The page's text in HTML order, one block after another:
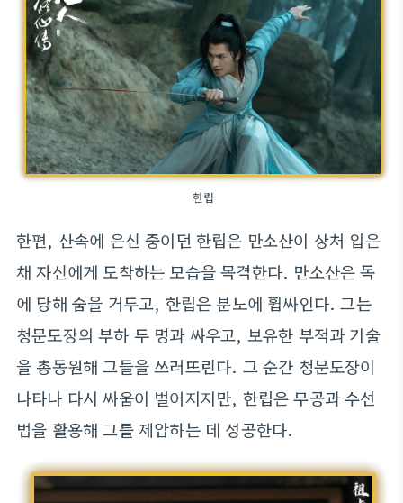
한립
한편, 산속에 은신 중이던 한립은 만소산이 상처 입은
채 자신에게 도착하는 모습을 목격한다. 만소산은 독
에 당해 숨을 거두고, 한립은 분노에 휩싸인다. 그는
청문도장의 부하 두 명과 싸우고, 보유한 부적과 기술
을 총동원해 그들을 쓰러뜨린다. 그 순간 청문도장이
나타나 다시 싸움이 벌어지지만, 한립은 무공과 수선
법을 활용해 그를 제압하는 데 성공한다.